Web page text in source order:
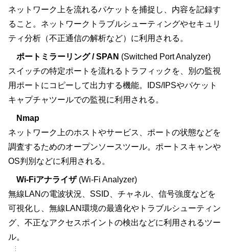
ネットワーク上を流れるパケットを捕捉し、内容を記録す
ること。ネットワークトラブルシューティングやセキュリ
ティ分析（不正通信の解析など）に利用される。
ポートミラーリング / SPAN (Switched Port Analyzer)
スイッチの特定ポートを流れるトラフィックを、別の監視
用ポートにコピーして出力する機能。IDS/IPSやパケット
キャプチャツールでの監視に利用される。
Nmap
ネットワーク上のホストやサービス、ポートの状態などを
調査するためのオープンソースツール。ポートスキャンや
OS判別などに利用される。
Wi-Fiアナライザ (Wi-Fi Analyzer)
無線LANの電波状況、SSID、チャネル、信号強度などを
可視化し、無線LAN環境の最適化やトラブルシューティン
グ、不正なアクセスポイントの検出などに利用されるツー
ル。